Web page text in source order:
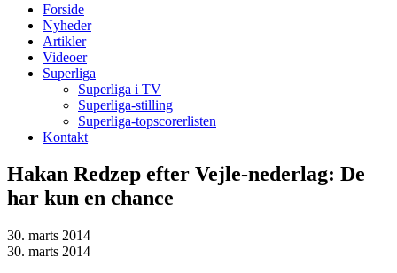
Forside
Nyheder
Artikler
Videoer
Superliga
Superliga i TV
Superliga-stilling
Superliga-topscorerlisten
Kontakt
Hakan Redzep efter Vejle-nederlag: De
har kun en chance
30. marts 2014
30. marts 2014